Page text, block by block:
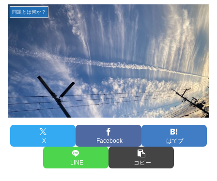
問題とは何か？
X Facebook はてブ
LINE コピー